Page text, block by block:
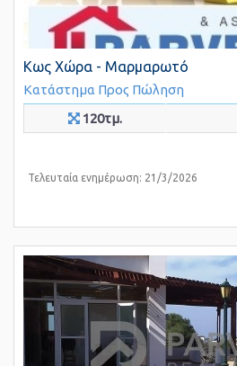
Κως Χώρα - Μαρμαρωτό
Κατάστημα Προς Πώληση
120τμ.
Τελευταία ενημέρωση: 21/3/2026